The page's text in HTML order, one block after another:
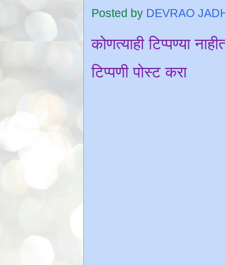
Posted by DEVRAO
कोणत्याही टिप्पण्‍या
टिप्पणी पोस्ट करा